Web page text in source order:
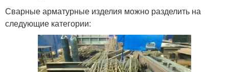
Сварные арматурные изделия можно разделить на
следующие категории: